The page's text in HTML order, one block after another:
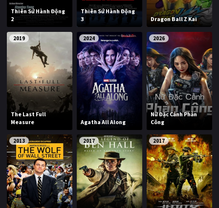
Thiên Sứ Hành Động
2
Thiên Sứ Hành Động
3
Dragon Ball Z Kai
2019
The Last Full
Measure
2024
Agatha All Along
2026
Nữ Đặc Cảnh Phản
Công
2013 2017 2017